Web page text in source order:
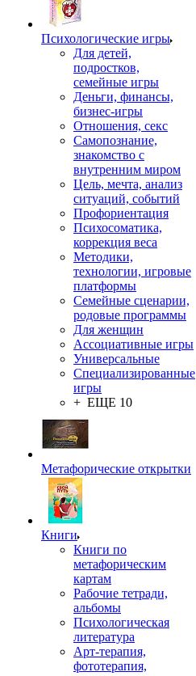
Психологические игры
Для детей,
подростков,
семейные игры
Деньги, финансы,
бизнес-игры
Отношения, секс
Самопознание,
знакомство с
внутренним миром
Цель, мечта, анализ
ситуаций, событий
Профориентация
Психосоматика,
коррекция веса
Методики,
технологии, игровые
платформы
Семейные сценарии,
родовые программы
Для женщин
Ассоциативные игры
Универсальные
Специализированные
игры
+ ЕЩЕ 10
Метафорические открытки
Книги
Книги по
метафорическим
картам
Рабочие тетради,
альбомы
Психологическая
литература
Арт-терапия,
фототерапия,